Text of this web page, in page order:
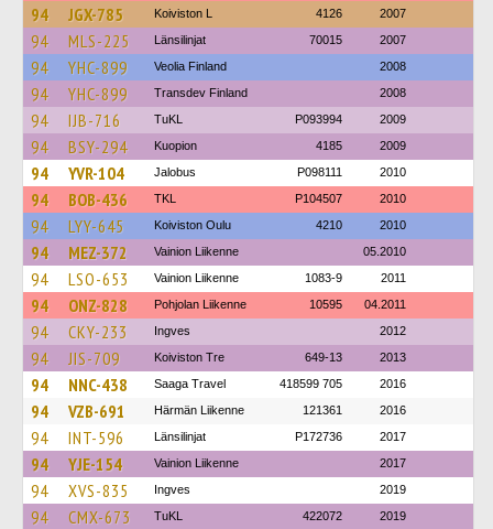
94 JGX-785 Koiviston L 4126 2007
94 MLS-225 Länsilinjat 70015 2007
94 YHC-899 Veolia Finland 2008
94 YHC-899 Transdev Finland 2008
94 IJB-716 TuKL P093994 2009
94 BSY-294 Kuopion 4185 2009
94 YVR-104 Jalobus P098111 2010
94 BOB-436 TKL P104507 2010
94 LYY-645 Koiviston Oulu 4210 2010
94 MEZ-372 Vainion Liikenne 05.2010
94 LSO-653 Vainion Liikenne 1083-9 2011
94 ONZ-828 Pohjolan Liikenne 10595 04.2011
94 CKY-233 Ingves 2012
94 JIS-709 Koiviston Tre 649-13 2013
94 NNC-438 Saaga Travel 418599 705 2016
94 VZB-691 Härmän Liikenne 121361 2016
94 INT-596 Länsilinjat P172736 2017
94 YJE-154 Vainion Liikenne 2017
94 XVS-835 Ingves 2019
94 CMX-673 TuKL 422072 2019